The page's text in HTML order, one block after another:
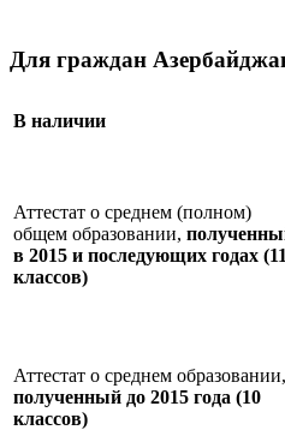
Для граждан
В наличии
Аттестат о среднем (полном)
общем образовании,
в 2015 и последующих годах (11
классов)
Аттестат о среднем образовании,
полученный до 2015 года (10
классов)